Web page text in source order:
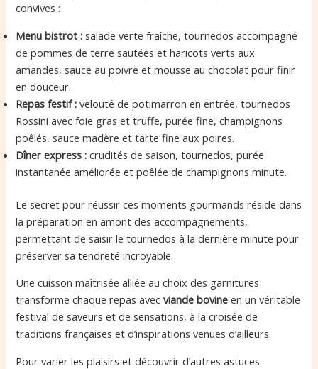
convives :
Menu bistrot : salade verte fraîche, tournedos accompagné
de pommes de terre sautées et haricots verts aux
amandes, sauce au poivre et mousse au chocolat pour finir
en douceur.
Repas festif : velouté de potimarron en entrée, tournedos
Rossini avec foie gras et truffe, purée fine, champignons
poêlés, sauce madère et tarte fine aux poires.
Dîner express : crudités de saison, tournedos, purée
instantanée améliorée et poêlée de champignons minute.
Le secret pour réussir ces moments gourmands réside dans
la préparation en amont des accompagnements,
permettant de saisir le tournedos à la dernière minute pour
préserver sa tendreté incroyable.
Une cuisson maîtrisée alliée au choix des garnitures
transforme chaque repas avecviande bovine en un véritable
festival de saveurs et de sensations, à la croisée de
traditions françaises et d’inspirations venues d’ailleurs.
Pour varier les plaisirs et découvrir d’autres astuces